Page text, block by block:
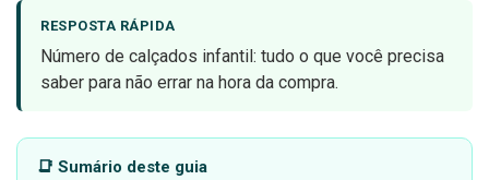
RESPOSTA RÁPIDA
Número de calçados infantil: tudo o que você precisa
saber para não errar na hora da compra.
📑 Sumário deste guia